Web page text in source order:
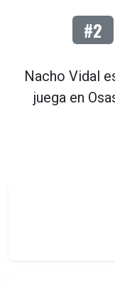
#2
Nacho Vidal
juega en